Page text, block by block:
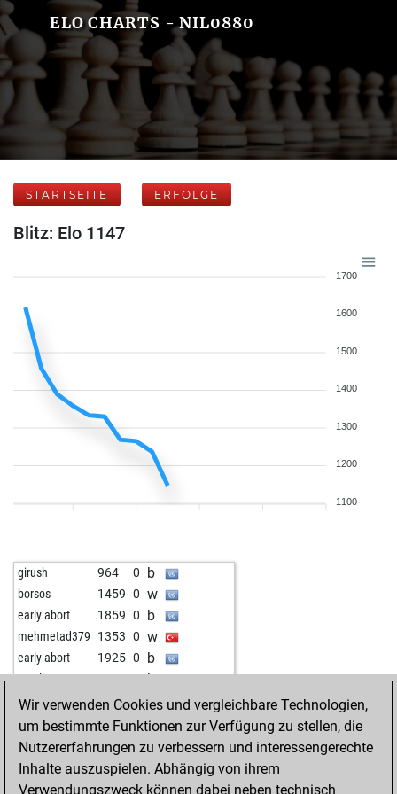
ELO CHARTS - NIL0880
STARTSEITE ERFOLGE
Blitz: Elo 1147
1700
1600
1500
1400
1300
1200
1100
girush 964 0 b
borsos 1459 0 w
early abort 1859 0 b
mehmetad379 1353 0 w
early abort 1925 0 b
caralino 1629 0 b
gustavini 1623 0 w
msleapyear 966 r b
msleapyear 933 0 w
Wir verwenden Cookies und vergleichbare Technologien,
um bestimmte Funktionen zur Verfügung zu stellen, die
Nutzererfahrungen zu verbessern und interessengerechte
Inhalte auszuspielen. Abhängig von ihrem
Verwendungszweck können dabei neben technisch